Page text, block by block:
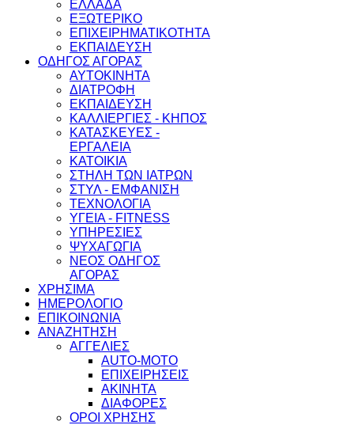
ΕΛΛΑΔΑ
ΕΞΩΤΕΡΙΚΟ
ΕΠΙΧΕΙΡΗΜΑΤΙΚΟΤΗΤΑ
ΕΚΠΑΙΔΕΥΣΗ
ΟΔΗΓΟΣ ΑΓΟΡΑΣ
ΑΥΤΟΚΙΝΗΤΑ
ΔΙΑΤΡΟΦΗ
ΕΚΠΑΙΔΕΥΣΗ
ΚΑΛΛΙΕΡΓΙΕΣ - ΚΗΠΟΣ
ΚΑΤΑΣΚΕΥΕΣ -
ΕΡΓΑΛΕΙΑ
ΚΑΤΟΙΚΙΑ
ΣΤΗΛΗ ΤΩΝ ΙΑΤΡΩΝ
ΣΤΥΛ - ΕΜΦΑΝΙΣΗ
ΤΕΧΝΟΛΟΓΙΑ
ΥΓΕΙΑ - FITNESS
ΥΠΗΡΕΣΙΕΣ
ΨΥΧΑΓΩΓΙΑ
ΝΕΟΣ ΟΔΗΓΟΣ
ΑΓΟΡΑΣ
ΧΡΗΣΙΜΑ
ΗΜΕΡΟΛΟΓΙΟ
ΕΠΙΚΟΙΝΩΝΙΑ
ΑΝΑΖΗΤΗΣΗ
ΑΓΓΕΛΙΕΣ
AUTO-MOTO
ΕΠΙΧΕΙΡΗΣΕΙΣ
ΑΚΙΝΗΤΑ
ΔΙΑΦΟΡΕΣ
ΟΡΟΙ ΧΡΗΣΗΣ